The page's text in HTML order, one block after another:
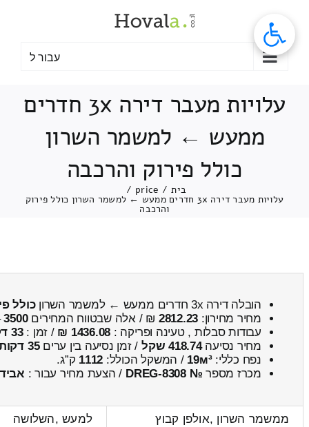
עבור ל
עלויות מעבר דירה 3x חדרים
ממעש ← למשמר השרון
כולל פירוק והרכבה
בית /
price
/
עלויות מעבר דירה 3x חדרים ממעש ← למשמר השרון כולל פירוק
והרכבה
הובלה דירה 3x חדרים ממעש ← למשמר השרון
כולל
מחיר מחירון: 2812.23 ₪ / אלה שבטווח המחירים3500
עבודות סבלות , טעינה ופריקה : 1436.08 ₪ / זמן :33 דקות 12 שניות
מחיר נסיעה418.74 שקל / זמן נסיעה בין ערים35 דקות
נפח כללי:19м³ / המשקל הכולל: 1112 ק”ג.
מכרז מספר № DREG-8308 / הצעת מחיר עבור :
ממשמר השרון ,אולפן קבוץ
למעש ,השלושה